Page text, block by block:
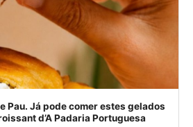
Pau. Já pode comer estes gelados
d’A Padaria Portuguesa